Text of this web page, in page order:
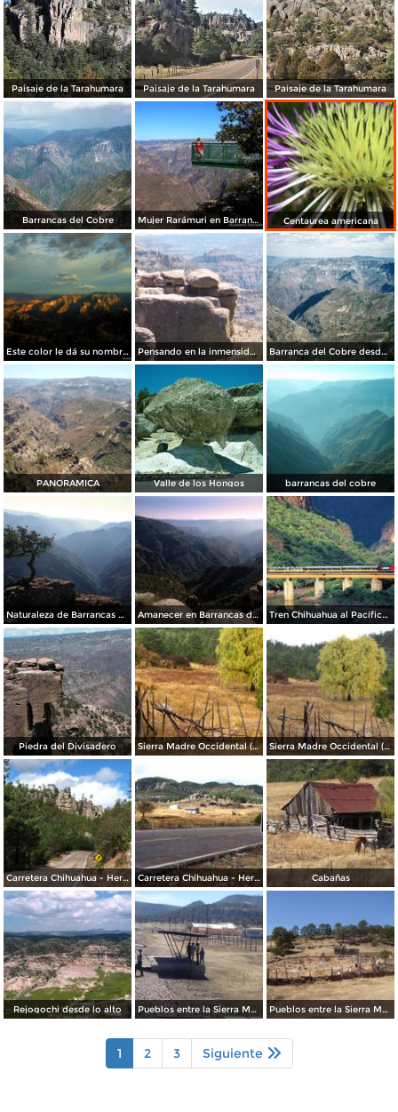
Paisaje de la Tarahumara Paisaje de la Tarahumara Paisaje de la Tarahumara
Barrancas del Cobre Mujer Rarámuri en Barrancas del Cobre Centaurea americana
Este color le dá su nombre a Barrancas del Cobre Pensando en la inmensidad Barranca del Cobre desde el divisadero. Estado de Chihuahua. 2002
PANORAMICA Valle de los Hongos barrancas del cobre
Naturaleza de Barrancas del Cobre Amanecer en Barrancas del Cobre Tren Chihuahua al Pacífico (Chepe)
Piedra del Divisadero Sierra Madre Occidental (Sierra Tarahumara) Sierra Madre Occidental (Sierra Tarahumara)
Carretera Chihuahua - Hermosillo Carretera Chihuahua - Hermosillo Cabañas
Rejogochi desde lo alto Pueblos entre la Sierra Madre Occidental Pueblos entre la Sierra Madre Occidental
1 2 3 Siguiente